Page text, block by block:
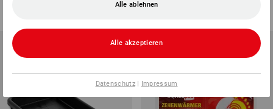
(m. MwSt.) ab 30 Paar
Alle ablehnen
Alle akzeptieren
Datenschutz| Impressum